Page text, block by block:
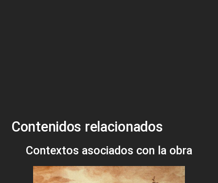
Contenidos relacionados
Contextos asociados con la obra